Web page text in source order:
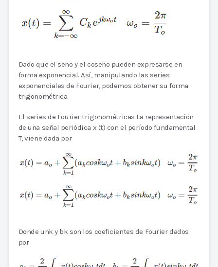
Dado que el seno y el coseno pueden expresarse en
forma exponencial. Así, manipulando las series
exponenciales de Fourier, podemos obtener su forma
trigonométrica.
El series de Fourier trigonométricas La representación
de una señal periódica x (t) con el período fundamental
T, viene dada por
Donde unk y bk son los coeficientes de Fourier dados
por